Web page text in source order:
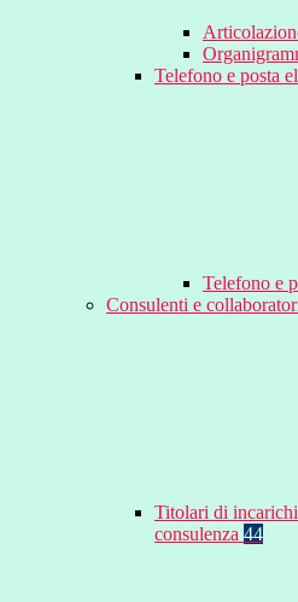
Telefono e posta
Telefono e
Consulenti e
Titolari di
consulenza 44